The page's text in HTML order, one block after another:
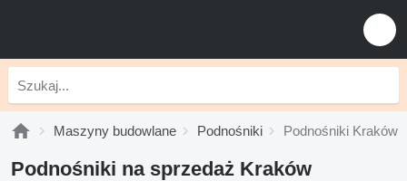
Maszyny budowlane Podnośniki Podnośniki Kraków
Podnośniki na sprzedaż Kraków